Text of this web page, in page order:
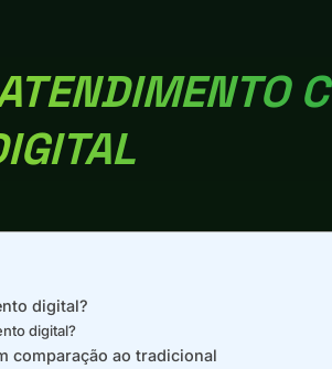
digital?
digital?
comparação ao tradicional